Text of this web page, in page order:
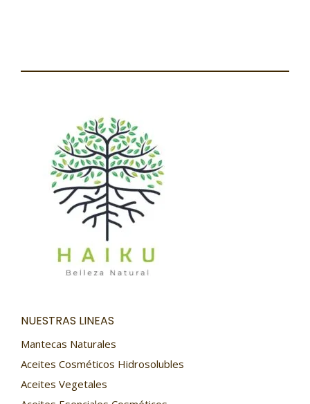
NUESTRAS LINEAS
Mantecas Naturales
Aceites Cosméticos Hidrosolubles
Aceites Vegetales